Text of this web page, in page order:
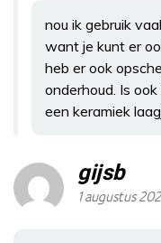
nou ik gebruik
want je kunt er
heb er ook
onderhoud. Is
een keramiek
gijsb
1 augustus